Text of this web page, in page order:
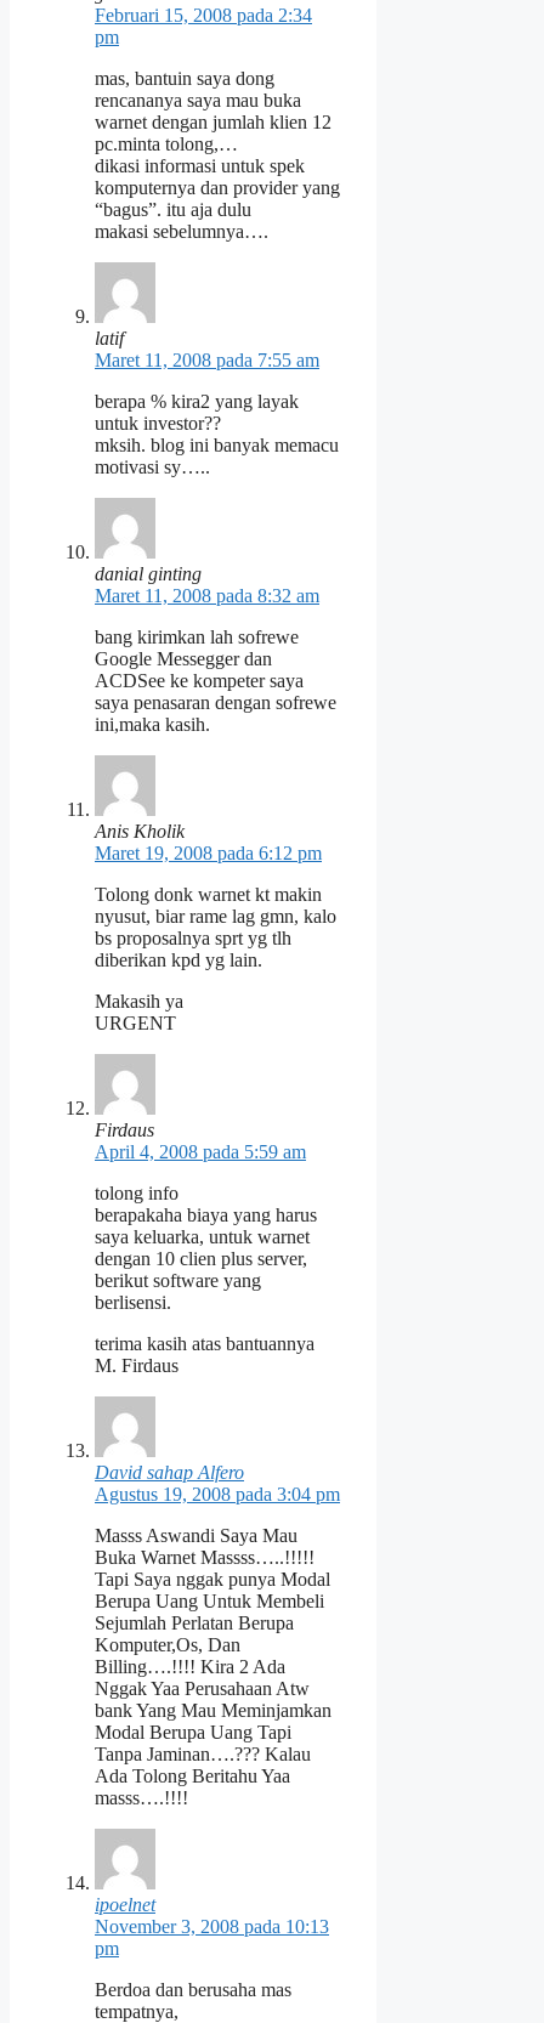
Februari 15, 2008 pada 2:34
pm
mas, bantuin saya dong
rencananya saya mau buka
warnet dengan jumlah klien 12
pc.minta tolong,…
dikasi informasi untuk spek
komputernya dan provider yang
“bagus”. itu aja dulu
makasi sebelumnya….
latif
Maret 11, 2008 pada 7:55 am
berapa % kira2 yang layak
untuk investor??
mksih. blog ini banyak memacu
motivasi sy…..
danial ginting
Maret 11, 2008 pada 8:32 am
bang kirimkan lah sofrewe
Google Messegger dan
ACDSee ke kompeter saya
saya penasaran dengan sofrewe
ini,maka kasih.
Anis Kholik
Maret 19, 2008 pada 6:12 pm
Tolong donk warnet kt makin
nyusut, biar rame lag gmn, kalo
bs proposalnya sprt yg tlh
diberikan kpd yg lain.
Makasih ya
URGENT
Firdaus
April 4, 2008 pada 5:59 am
tolong info
berapakaha biaya yang harus
saya keluarka, untuk warnet
dengan 10 clien plus server,
berikut software yang
berlisensi.
terima kasih atas bantuannya
M. Firdaus
David sahap Alfero
Agustus 19, 2008 pada 3:04 pm
Masss Aswandi Saya Mau
Buka Warnet Massss…..!!!!!
Tapi Saya nggak punya Modal
Berupa Uang Untuk Membeli
Sejumlah Perlatan Berupa
Komputer,Os, Dan
Billing….!!!! Kira 2 Ada
Nggak Yaa Perusahaan Atw
bank Yang Mau Meminjamkan
Modal Berupa Uang Tapi
Tanpa Jaminan….??? Kalau
Ada Tolong Beritahu Yaa
masss….!!!!
ipoelnet
November 3, 2008 pada 10:13
pm
Berdoa dan berusaha mas
tempatnya,